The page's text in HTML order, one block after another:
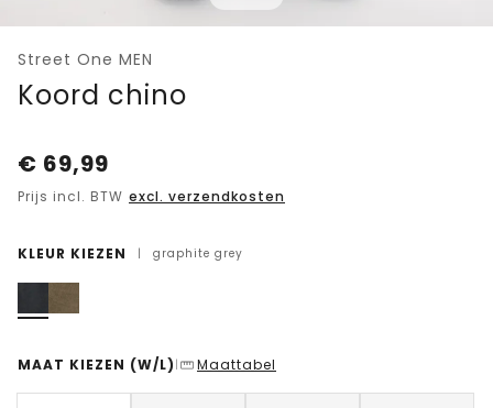
Street One MEN
Koord chino
€ 69,99
Prijs incl. BTW excl. verzendkosten
KLEUR KIEZEN | graphite grey
MAAT KIEZEN (W/L) | Maattabel